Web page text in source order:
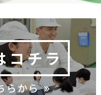
コチラ
らから